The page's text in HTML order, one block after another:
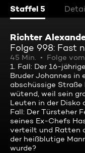
Staffel 5
Richter
Folge 998: Fast
45 Min. Folge
1. Fall: Der 16-
Bruder Johannes in
abschüssige Straße
wütend, weil sein
Leuten in der Disko
Fall: Der Türsteher
seines Ex-Chefs
verteilt und Ratten
der heißblutige
wurde?